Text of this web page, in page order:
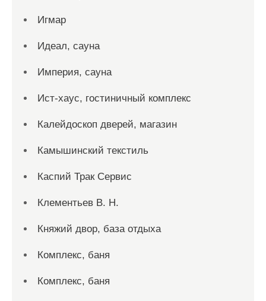
Игмар
Идеал, сауна
Империя, сауна
Ист-хаус, гостиничный комплекс
Калейдоскоп дверей, магазин
Камышинский текстиль
Каспий Трак Сервис
Клементьев В. Н.
Княжий двор, база отдыха
Комплекс, баня
Комплекс, баня